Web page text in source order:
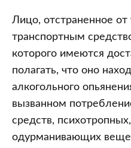
Лицо, отстраненное от
транспортным
которого имеются
полагать, что оно
алкогольного
вызванном
средств,
одурманивающих